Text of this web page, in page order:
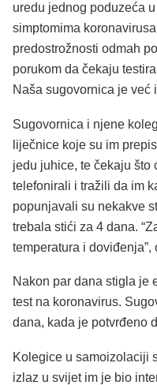
uredu jednog poduzeća
simptomima
predostrožnosti odmah
porukom da čekaju
Naša sugovornica je već
Sugovornica i njene
liječnice koje su im
jedu juhice, te čekaju što
telefonirali i tražili da im
popunjavali su nekakve
trebala stići za 4 dana.
temperatura i
Nakon par dana stigla je
test na koronavirus.
dana, kada je potvrđeno
Kolegice u samoizolaciji
izlaz u svijet im je bio